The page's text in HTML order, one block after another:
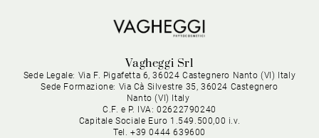
Vagheggi Srl
Sede Legale: Via F. Pigafetta 6, 36024 Castegnero Nanto (VI) Italy
Sede Formazione: Via Cà Silvestre 35, 36024 Castegnero
Nanto (VI) Italy
C.F. e P. IVA: 02622790240
Capitale Sociale Euro 1.549.500,00 i.v.
Tel. +39 0444 639600